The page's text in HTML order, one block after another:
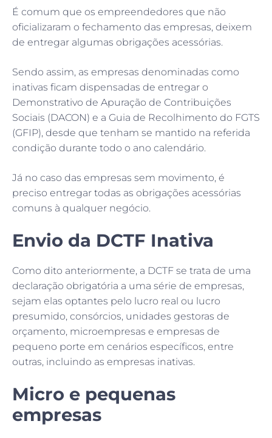
É comum que os empreendedores que não
oficializaram o fechamento das empresas, deixem
de entregar algumas obrigações acessórias.
Sendo assim, as empresas denominadas como
inativas ficam dispensadas de entregar o
Demonstrativo de Apuração de Contribuições
Sociais (DACON) e a Guia de Recolhimento do FGTS
(GFIP), desde que tenham se mantido na referida
condição durante todo o ano calendário.
Já no caso das empresas sem movimento, é
preciso entregar todas as obrigações acessórias
comuns à qualquer negócio.
Envio da DCTF Inativa
Como dito anteriormente, a DCTF se trata de uma
declaração obrigatória a uma série de empresas,
sejam elas optantes pelo lucro real ou lucro
presumido, consórcios, unidades gestoras de
orçamento, microempresas e empresas de
pequeno porte em cenários específicos, entre
outras, incluindo as empresas inativas.
Micro e pequenas
empresas